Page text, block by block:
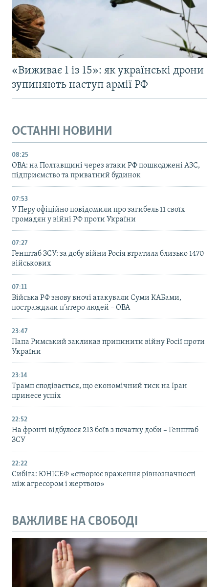
«Виживає 1 із 15»: як українські дрони
зупиняють наступ армії РФ
ОСТАННІ НОВИНИ
08:25
ОВА: на Полтавщині через атаки РФ пошкоджені АЗС,
підприємство та приватний будинок
07:53
У Перу офіційно повідомили про загибель 11 своїх
громадян у війні РФ проти України
07:27
Генштаб ЗСУ: за добу війни Росія втратила близько 1470
військових
07:11
Війська РФ знову вночі атакували Суми КАБами,
постраждали п’ятеро людей – ОВА
23:47
Папа Римський закликав припинити війну Росії проти
України
23:14
Трамп сподівається, що економічний тиск на Іран
принесе успіх
22:52
На фронті відбулося 213 боїв з початку доби – Генштаб
ЗСУ
22:22
Сибіга: ЮНІСЕФ «створює враження рівнозначності
між агресором і жертвою»
ВАЖЛИВЕ НА СВОБОДІ